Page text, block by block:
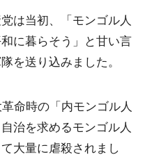
は当初、「モンゴル人
に暮らそう」と甘い言
を送り込みました。
命時の「内モンゴル人
治を求めるモンゴル人
大量に虐殺されまし